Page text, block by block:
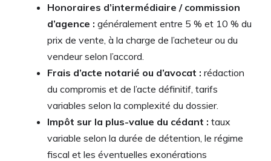
Honoraires d’intermédiaire / commission
d’agence : généralement entre 5 % et 10 % du
prix de vente, à la charge de l’acheteur ou du
vendeur selon l’accord.
Frais d’acte notarié ou d’avocat : rédaction
du compromis et de l’acte définitif, tarifs
variables selon la complexité du dossier.
Impôt sur la plus-value du cédant : taux
variable selon la durée de détention, le régime
fiscal et les éventuelles exonérations